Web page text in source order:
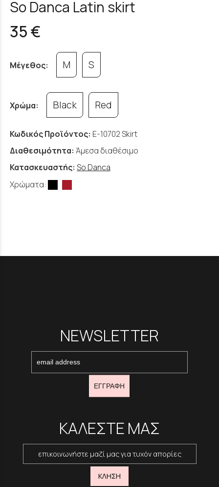
So Danca Latin skirt
35 €
Μέγεθος: M S
Χρώμα: Black Red
Κωδικός Προϊόντος: E-10702 Skirt
Διαθεσιμότητα: Άμεσα διαθέσιμο
Κατασκευαστής: So Danca
Χρώματα:
NEWSLETTER
ΕΓΓΡΑΦΗ
ΚΑΛΕΣΤΕ ΜΑΣ
επικοινωνήστε μαζί μας για τυχόν απορίες
ΚΛΗΣΗ